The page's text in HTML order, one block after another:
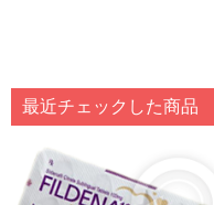
最近チェックした商品